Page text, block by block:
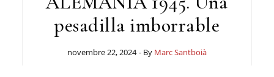
pesadilla imborrable
novembre 22, 2024 - By Marc Santboià